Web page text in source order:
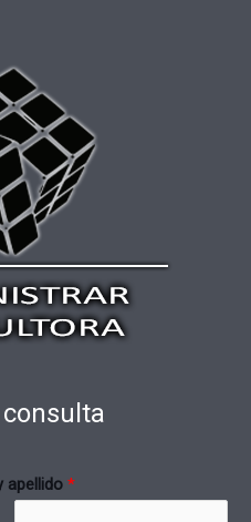
apellido *